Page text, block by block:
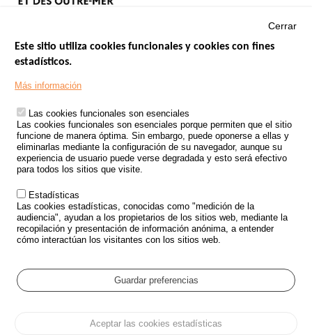
Footer
TRATAMIENTO DE DATOS PERSONALES PROCEDENTES DE
ACCIDENTES DE TRÁFICO
ESTUDIOS
CONVOCATORIA DE PROYECTOS DE ESTUDIOS
POLÍTICA DE SEGURIDAD VIAL
Outils
EVENTOS
GLOSARIO
Cookie settings
Protección de datos y CookiesAdministrar las cookies
Cerrar
Este sitio utiliza cookies funcionales y cookies con fines
estadísticos.
Más información
Las cookies funcionales son esenciales
Las cookies funcionales son esenciales porque permiten que el sitio
funcione de manera óptima. Sin embargo, puede oponerse a ellas y
eliminarlas mediante la configuración de su navegador, aunque su
experiencia de usuario puede verse degradada y esto será efectivo
para todos los sitios que visite.
Estadísticas
Las cookies estadísticas, conocidas como "medición de la
audiencia", ayudan a los propietarios de los sitios web, mediante la
recopilación y presentación de información anónima, a entender
cómo interactúan los visitantes con los sitios web.
Guardar preferencias
Aceptar las cookies estadísticas